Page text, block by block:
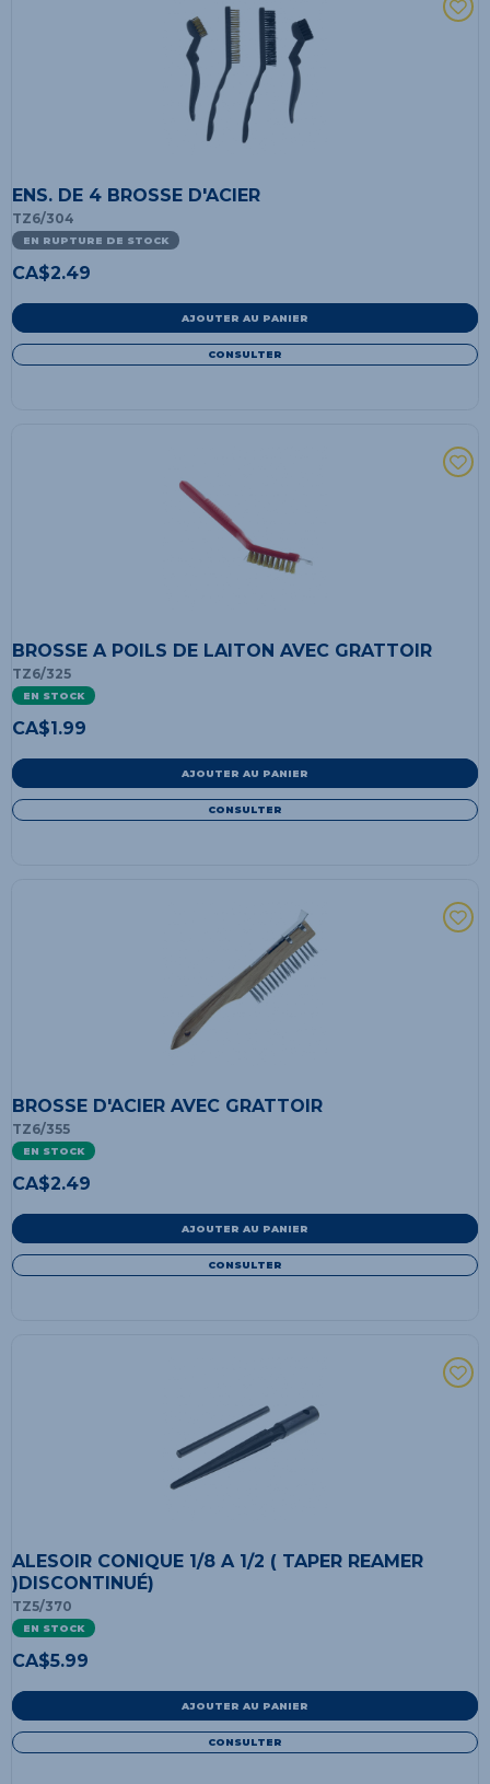
ENS. DE 4 BROSSE D'ACIER
TZ6/304
EN RUPTURE DE STOCK
CA$2.49
AJOUTER AU PANIER
CONSULTER
BROSSE A POILS DE LAITON AVEC GRATTOIR
TZ6/325
EN STOCK
CA$1.99
AJOUTER AU PANIER
CONSULTER
BROSSE D'ACIER AVEC GRATTOIR
TZ6/355
EN STOCK
CA$2.49
AJOUTER AU PANIER
CONSULTER
ALESOIR CONIQUE 1/8 A 1/2 ( TAPER REAMER
)DISCONTINUÉ)
TZ5/370
EN STOCK
CA$5.99
AJOUTER AU PANIER
CONSULTER